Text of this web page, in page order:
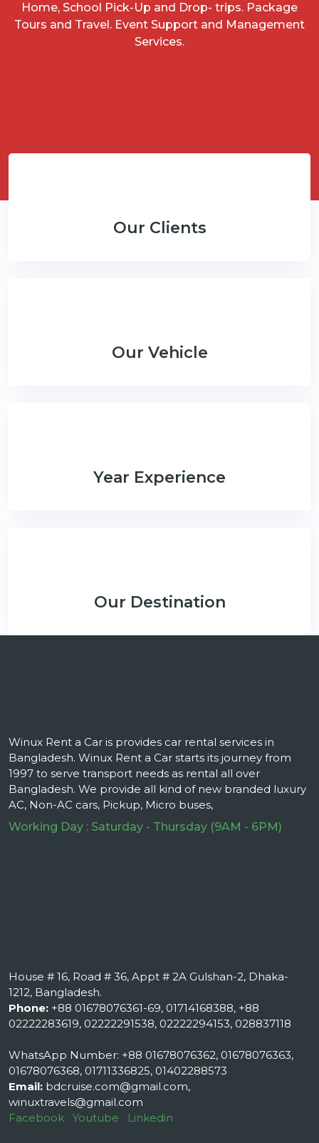
Home, School Pick-Up and Drop- trips. Package
Tours and Travel. Event Support and Management
Services.
Our Clients
Our Vehicle
Year Experience
Our Destination
Winux Rent a Car is provides car rental services in
Bangladesh. Winux Rent a Car starts its journey from
1997 to serve transport needs as rental all over
Bangladesh. We provide all kind of new branded luxury
AC, Non-AC cars, Pickup, Micro buses,
Working Day : Saturday - Thursday (9AM - 6PM)
House # 16, Road # 36, Appt # 2A Gulshan-2, Dhaka-
1212, Bangladesh.
Phone: +88 01678076361-69, 01714168388, +88
02222283619, 02222291538, 02222294153, 028837118
WhatsApp Number: +88 01678076362, 01678076363,
01678076368, 01711336825, 01402288573
Email: bdcruise.com@gmail.com,
winuxtravels@gmail.com
Facebook
Youtube Linkedin